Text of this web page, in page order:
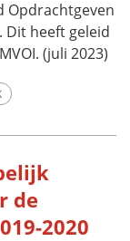
Opdrachtgeven
Dit heeft geleid
(juli 2023)
de
2020